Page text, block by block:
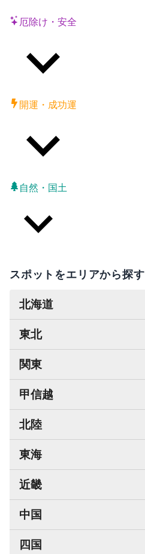
厄除け・安全
開運・成功運
自然・国土
スポットをエリアから探す
北海道
東北
関東
甲信越
北陸
東海
近畿
中国
四国